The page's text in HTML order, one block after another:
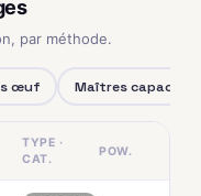
par méthode.
œuf Maîtres capacités
TYPE ·
CAT.
POW.